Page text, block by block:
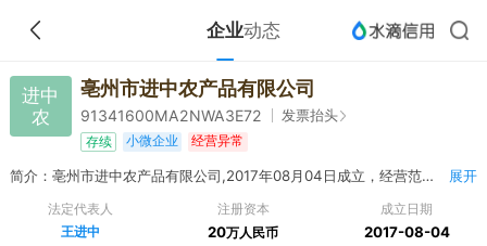
企业动态
进中
农
亳州市进中农产品有限公司
91341600MA2NWA3E72 发票抬头
存续 小微企业 经营异常
简介：亳州市进中农产品有限公司,2017年08月04日成立，经营范围包括食品销售，农副产品购销；农产品初加工。（依法须经批准的项目，经相关部门批准后方可开展经营活动） 展开
法定代表人
王进中
注册资本
20万人民币
成立日期
2017-08-04